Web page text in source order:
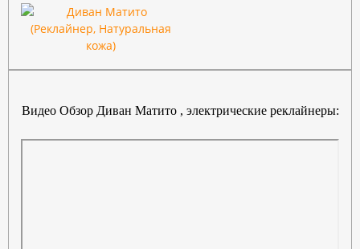
Видео Обзор Диван Матито , электрические реклайнеры: